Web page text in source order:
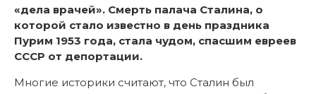
«дела врачей». Смерть палача Сталина, о
которой стало известно в день праздника
Пурим 1953 года, стала чудом, спасшим евреев
СССР от депортации.
Многие историки считают, что Сталин был